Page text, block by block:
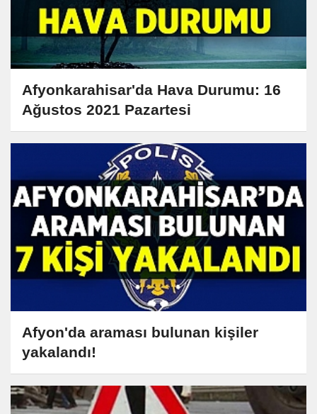
Afyonkarahisar'da Hava Durumu: 16
Ağustos 2021 Pazartesi
Afyon'da araması bulunan kişiler
yakalandı!